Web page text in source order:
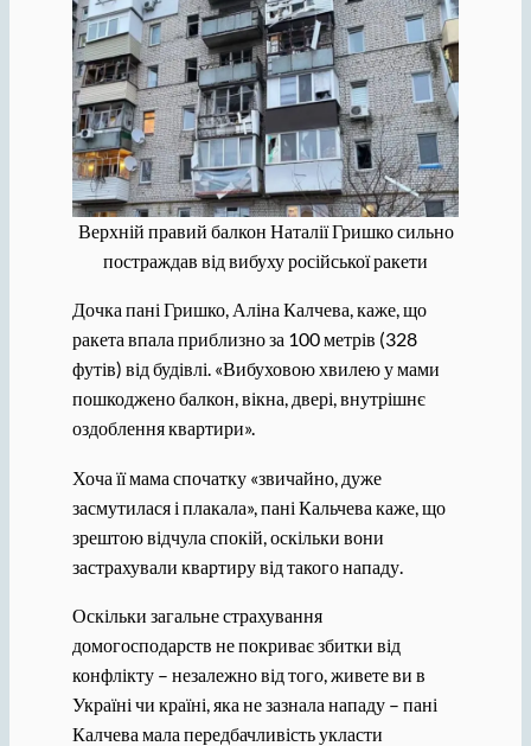
Верхній правий балкон Наталії Гришко сильно
постраждав від вибуху російської ракети
Дочка пані Гришко, Аліна Калчева, каже, що
ракета впала приблизно за 100 метрів (328
футів) від будівлі. «Вибуховою хвилею у мами
пошкоджено балкон, вікна, двері, внутрішнє
оздоблення квартири».
Хоча її мама спочатку «звичайно, дуже
засмутилася і плакала», пані Кальчева каже, що
зрештою відчула спокій, оскільки вони
застрахували квартиру від такого нападу.
Оскільки загальне страхування
домогосподарств не покриває збитки від
конфлікту – незалежно від того, живете ви в
Україні чи країні, яка не зазнала нападу – пані
Калчева мала передбачливість укласти